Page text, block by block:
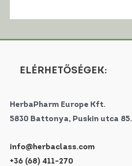
ELÉRHETŐSÉGEK:
HerbaPharm Europe Kft.
5830 Battonya, Puskin utca 85.
info@herbaclass.com
+36 (68) 411-270